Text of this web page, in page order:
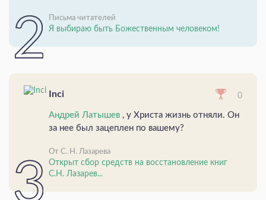
Письма читателей
Я выбираю быть Божественным человеком!
Inci 0
Андрей Латышев , у Христа жизнь отняли. Он
за нее был зацеплен по вашему?
От С. Н. Лазарева
Открыт сбор средств на восстановление книг
С.Н. Лазарев...